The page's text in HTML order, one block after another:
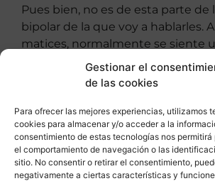
Gestionar el
de las cookies
Para ofrecer las mejores experiencias, utilizamos
cookies para almacenar y/o acceder a la
consentimiento de estas tecnologías nos
el comportamiento de navegación o las
sitio. No consentir o retirar el consentimiento,
negativamente a ciertas características y
Pues bien, no es de esta parte de
bipolar de la que voy a hablarles.
matices, normalmente se siente
feliz y se pasa el tiempo muy
Quiero centrarme en lo que viene
el “ATERRIZAJE”, es decir,
cuando familia, amigos y
cómo estás y la necesidad de
mucho más fuerte o bien de un